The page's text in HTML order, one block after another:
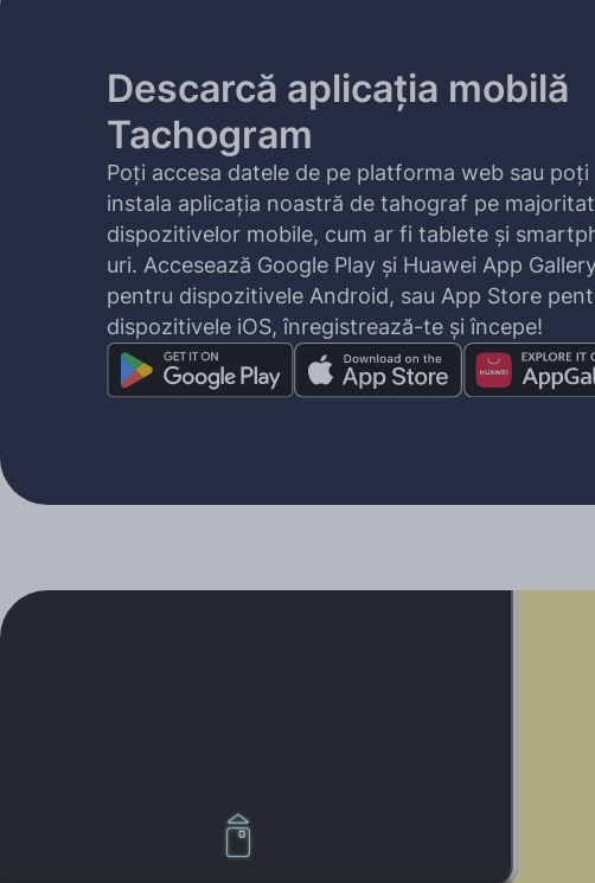
Descarcă aplicația mobilă
Tachogram
Poți accesa datele de pe platforma web sau poți
instala aplicația noastră de tahograf pe
dispozitivelor mobile, cum ar fi tablete și
uri. Accesează Google Play și Huawei App
pentru dispozitivele Android, sau App Store
dispozitivele iOS, înregistrează-te și începe!